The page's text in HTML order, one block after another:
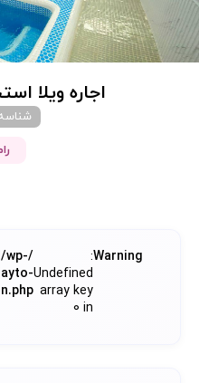
اجاره ویلا
شناسه :
Warning
:
Undefined
array key
0 in
wp-